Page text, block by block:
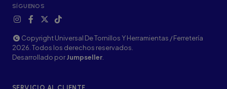
SÍGUENOS
Copyright Universal De Tornillos Y Herramientas / Ferretería
2026. Todos los derechos reservados.
Desarrollado porJumpseller